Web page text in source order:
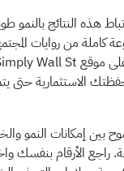
هذه النتائج بالنمو
كاملة منروايات
الاستثماريةحتى
بين إمكانات النمو
راجع الأرقام بنفسك